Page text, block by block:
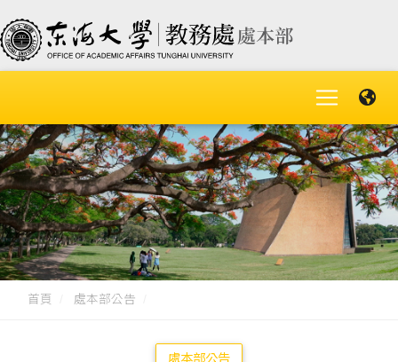
首頁 處本部公告
處本部公告